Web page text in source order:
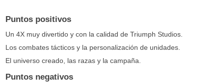
Puntos positivos
Un 4X muy divertido y con la calidad de Triumph Studios.
Los combates tácticos y la personalización de unidades.
El universo creado, las razas y la campaña.
Puntos negativos